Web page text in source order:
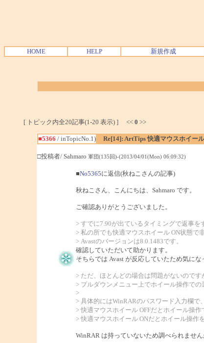
HOME HELP 新規作成
[ トピック内全20記事(1-20 表示) ] << 0 >>
■5366 / inTopicNo.1)
Re[14]: ArtTips 快適マウスホイー
□投稿者/ Sahmaro 軍団(135回)-(2013/04/01(Mon) 06:09:32)
■No5365に返信(秋ねこさんの記事)
秋ねこさん、こんにちは、Sahmaro です。
ご確認ありがとうございました。
> すでに7.90が出ているタイミングで返事を
> 私の所でも快適マウスホイール ON状態で
> Avastのバージョンは8.0.1483です。
確認していただいて助かります。
そちらでは Avast が反応していたため気にな
> ただ、ほとんどの場合は問題がないのです
> プルダウンメニュー上でホイール操作での
>
> 具体的にはWinRARのパスワード入力欄で、
> 快適マウスホイール OFFだとホイール操
> 快適マウスホイール ONだとホイール操作
WinRAR は持っていないため調べられませ